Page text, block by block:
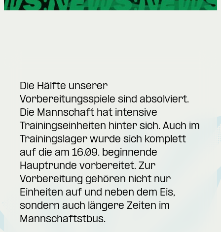
Die Hälfte unserer
Vorbereitungsspiele sind absolviert.
Die Mannschaft hat intensive
Trainingseinheiten hinter sich. Auch im
Trainingslager wurde sich komplett
auf die am 16.09. beginnende
Hauptrunde vorbereitet. Zur
Vorbereitung gehören nicht nur
Einheiten auf und neben dem Eis,
sondern auch längere Zeiten im
Mannschaftstbus.